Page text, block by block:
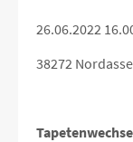
26.06.2022
38272